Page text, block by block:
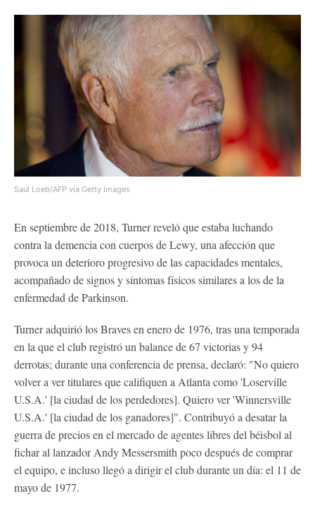
Saul Loeb/AFP via Getty Images
En septiembre de 2018, Turner reveló que estaba luchando
contra la demencia con cuerpos de Lewy, una afección que
provoca un deterioro progresivo de las capacidades mentales,
acompañado de signos y síntomas físicos similares a los de la
enfermedad de Parkinson.
Turner adquirió los Braves en enero de 1976, tras una temporada
en la que el club registró un balance de 67 victorias y 94
derrotas; durante una conferencia de prensa, declaró: "No quiero
volver a ver titulares que califiquen a Atlanta como 'Loserville
U.S.A.' [la ciudad de los perdedores]. Quiero ver 'Winnersville
U.S.A.' [la ciudad de los ganadores]". Contribuyó a desatar la
guerra de precios en el mercado de agentes libres del béisbol al
fichar al lanzador Andy Messersmith poco después de comprar
el equipo, e incluso llegó a dirigir el club durante un día: el 11 de
mayo de 1977.